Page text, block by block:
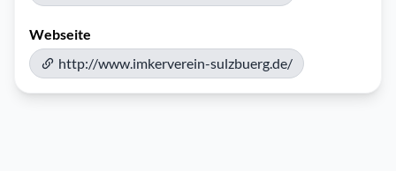
Webseite
http://www.imkerverein-sulzbuerg.de/